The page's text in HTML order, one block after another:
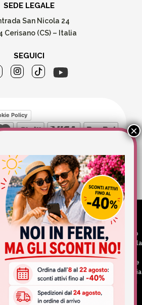
SEDE LEGALE
San Nicola 24
Cerisano (CS) – Italia
SEGUICI
Policy
All Rights Reserved
Aries comunica
nel Sito hanno esclusivamente scopo
alcun modo né la pretesa né l’obiettivo di
e/o specialista, di altri operatori sanitari o
devono in ogni caso essere contattati per la
o l’indicazione di un eventuale corretto
dietetico e/o di integrazione alimentare. Se
o si stanno assumendo farmaci in terapia
medico curante prima di assumere qualsiasi
integratore.